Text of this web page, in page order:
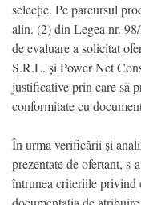
selecție. Pe parcursul
alin. (2) din Legea nr.
de evaluare a solicitat
S.R.L. și Power Net
justificative prin care să
conformitate cu
În urma verificării și
prezentate de ofertant,
întrunea criteriile privind